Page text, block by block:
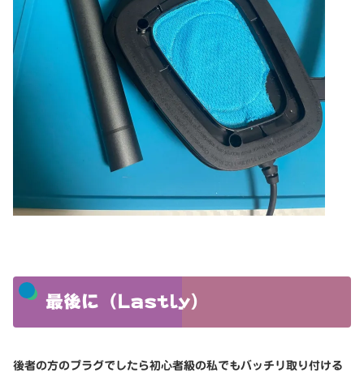
最後に（Lastly）
後者の方のプラグでしたら初心者級の私でもバッチリ取り付ける